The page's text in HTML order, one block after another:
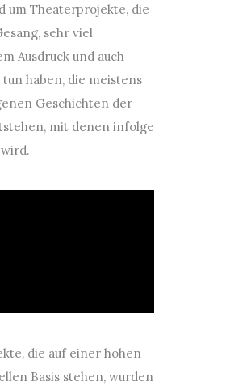
um Theaterprojekte, die
sehr viel
Ausdruck und auch
tun haben, die meistens
Geschichten der
mit denen infolge
die auf einer hohen
Basis stehen, wurden